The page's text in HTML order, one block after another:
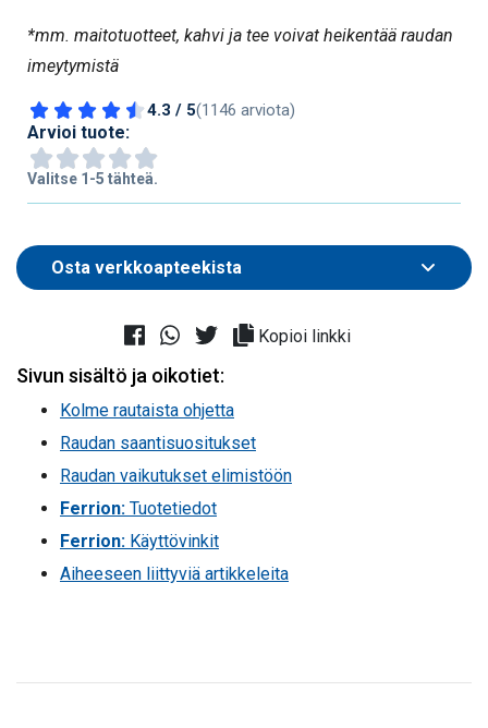
*mm. maitotuotteet, kahvi ja tee voivat heikentää raudan
imeytymistä
4.3 / 5(1146 arviota)
Arvioi tuote:
Valitse 1-5 tähteä.
Kopioi linkki
Sivun sisältö ja oikotiet:
Kolme rautaista ohjetta
Raudan saantisuositukset
Raudan vaikutukset elimistöön
Ferrion: Tuotetiedot
Ferrion: Käyttövinkit
Aiheeseen liittyviä artikkeleita